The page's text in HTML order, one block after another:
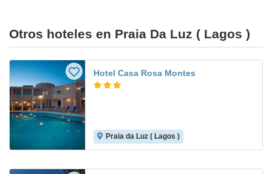
Otros hoteles en Praia Da Luz ( Lagos )
Hotel Casa Rosa Montes
Praia da Luz ( Lagos )